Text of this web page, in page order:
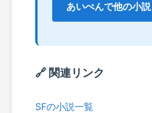
あいぺんで他の小
🔗 関連リンク
SFの小説一覧